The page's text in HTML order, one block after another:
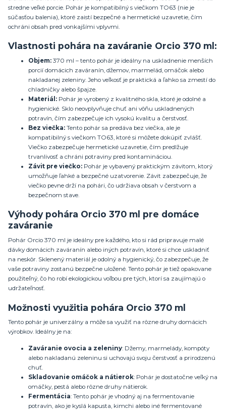
stredne veľké porcie. Pohár je kompatibilný s viečkom TO63 (nie je
súčasťou balenia), ktoré zaistí bezpečné a hermetické uzavretie, čím
ochráni obsah pred vonkajšími vplyvmi.
Vlastnosti pohára na zaváranie Orcio 370 ml:
Objem: 370 ml – tento pohár je ideálny na uskladnenie menších
porcií domácich zaváranín, džemov, marmelád, omáčok alebo
nakladanej zeleniny. Jeho veľkosť je praktická a ľahko sa zmestí do
chladničky alebo špajze.
Materiál: Pohár je vyrobený z kvalitného skla, ktoré je odolné a
hygienické. Sklo neovplyvňuje chuť ani vôňu uskladnených
potravín, čím zabezpečuje ich vysokú kvalitu a čerstvosť.
Bez viečka: Tento pohár sa predáva bez viečka, ale je
kompatibilný s viečkom TO63, ktoré si môžete dokúpiť zvlášť.
Viečko zabezpečuje hermetické uzavretie, čím predlžuje
trvanlivosť a chráni potraviny pred kontamináciou.
Závit pre viečko: Pohár je vybavený praktickým závitom, ktorý
umožňuje ľahké a bezpečné uzatvorenie. Závit zabezpečuje, že
viečko pevne drží na pohári, čo udržiava obsah v čerstvom a
bezpečnom stave.
Výhody pohára Orcio 370 ml pre domáce
zaváranie
Pohár Orcio 370 ml je ideálny pre každého, kto si rád pripravuje malé
dávky domácich zaváranín alebo iných potravín, ktoré si chce uskladniť
na neskôr. Sklenený materiál je odolný a hygienický, čo zabezpečuje, že
vaše potraviny zostanú bezpečne uložené. Tento pohár je tiež opakovane
použiteľný, čo ho robí ekologickou voľbou pre tých, ktorí sa zaujímajú o
udržateľnosť.
Možnosti využitia pohára Orcio 370 ml
Tento pohár je univerzálny a môže sa využiť na rôzne druhy domácich
výrobkov. Ideálny je na:
Zaváranie ovocia a zeleniny: Džemy, marmelády, kompóty
alebo nakladanú zeleninu si uchovajú svoju čerstvosť a prirodzenú
chuť.
Skladovanie omáčok a nátierok: Pohár je dostatočne veľký na
omáčky, pestá alebo rôzne druhy nátierok.
Fermentácia: Tento pohár je vhodný aj na fermentovanie
potravín, ako je kyslá kapusta, kimchi alebo iné fermentované